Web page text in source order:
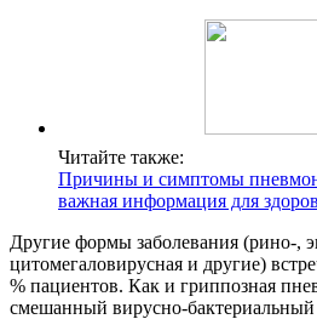
Читайте также:
Причины и симптомы
важная информация для
Другие формы заболевания (рино-,
цитомегаловирусная и другие)
% пациентов. Как и гриппозная
смешанный вирусно-бактериальный